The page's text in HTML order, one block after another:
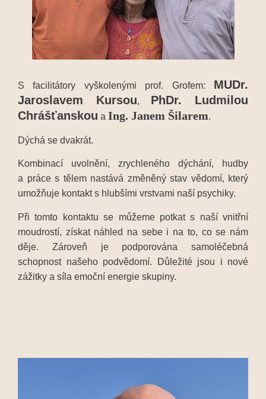
S facilitátory vyškolenými prof. Grofem: MUDr.
Jaroslavem Kursou, PhDr. Ludmilou
Chrášťanskou a Ing. Janem Šilarem.
Dýchá se dvakrát.
Kombinací uvolnění, zrychleného dýchání, hudby
a práce s tělem nastává změněný stav vědomí, který
umožňuje kontakt s hlubšími vrstvami naší psychiky.
Při tomto kontaktu se můžeme potkat s naší vnitřní
moudrostí, získat náhled na sebe i na to, co se nám
děje. Zároveň je podporována samoléčebná
schopnost našeho podvědomí. Důležité jsou i nové
zážitky a síla emoční energie skupiny.